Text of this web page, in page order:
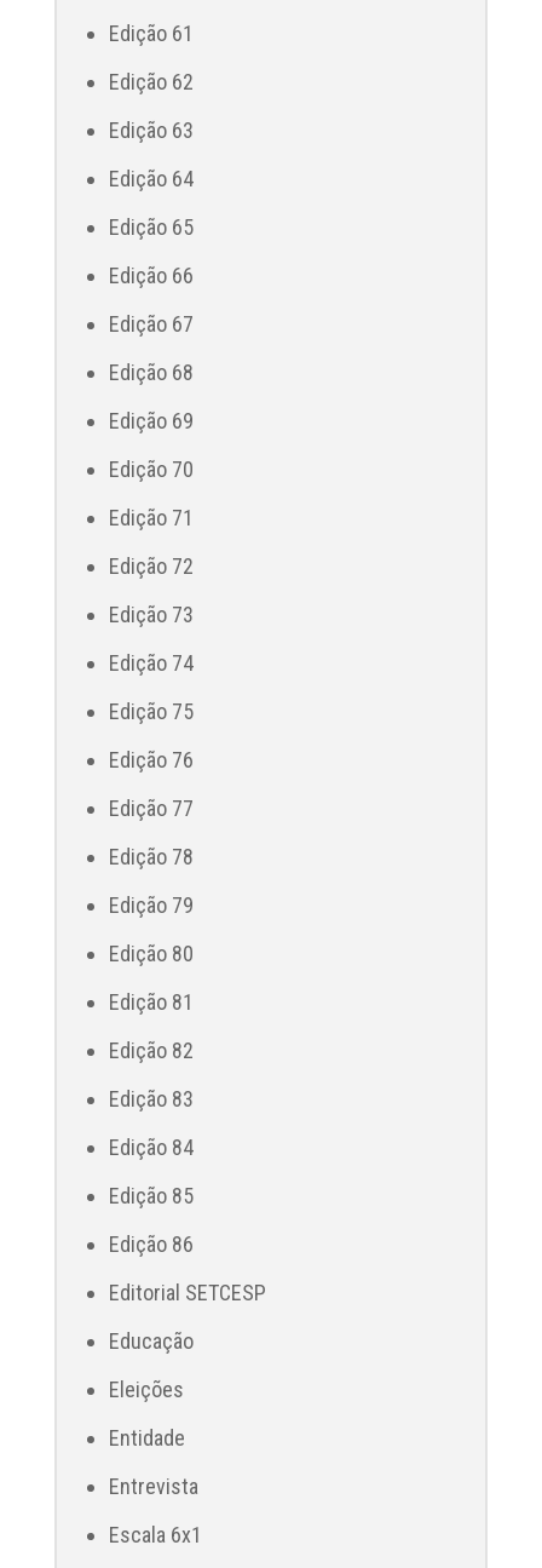
Edição 61
Edição 62
Edição 63
Edição 64
Edição 65
Edição 66
Edição 67
Edição 68
Edição 69
Edição 70
Edição 71
Edição 72
Edição 73
Edição 74
Edição 75
Edição 76
Edição 77
Edição 78
Edição 79
Edição 80
Edição 81
Edição 82
Edição 83
Edição 84
Edição 85
Edição 86
Editorial SETCESP
Educação
Eleições
Entidade
Entrevista
Escala 6x1